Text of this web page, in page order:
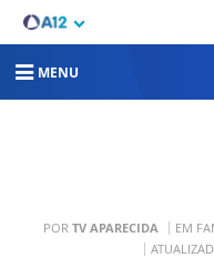
MENU
POR TV APARECIDA EM